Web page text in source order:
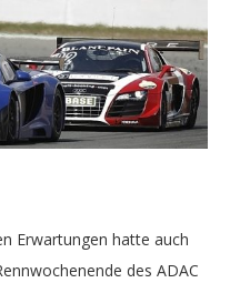
Erwartungen hatte auch
des ADAC